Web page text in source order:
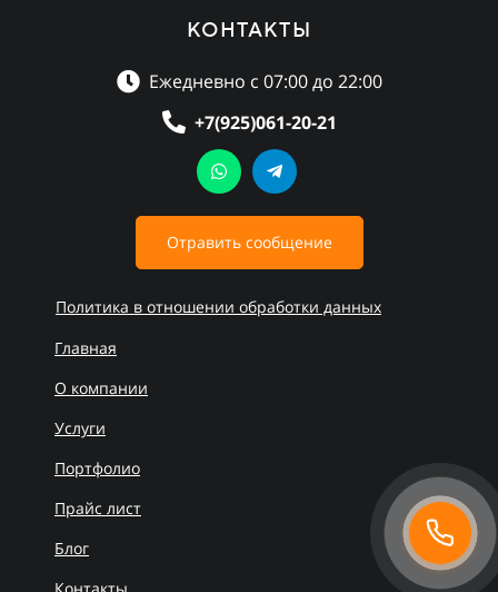
КОНТАКТЫ
Ежедневно с 07:00 до 22:00
+7(925)061-20-21
Отравить сообщение
Политика в отношении обработки данных
Главная
О компании
Услуги
Портфолио
Прайс лист
Блог